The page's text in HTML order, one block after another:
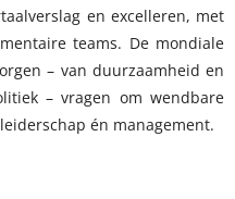
en excelleren, met
teams. De mondiale
– van duurzaamheid en
– vragen om wendbare
én management.